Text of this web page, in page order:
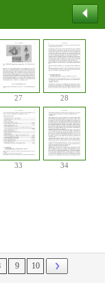
27 28
33 34
9 10